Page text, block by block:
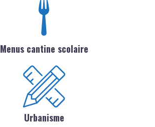
Menus cantine scolaire
Urbanisme